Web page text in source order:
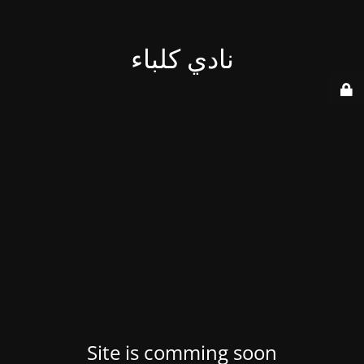
نادي كلباء
Site is comming soon